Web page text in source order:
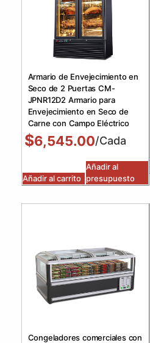
Armario de Envejecimiento en
Seco de 2 Puertas CM-
JPNR12D2 Armario para
Envejecimiento en Seco de
Carne con Campo Eléctrico
$6,545.00/Cada
Añadir al carrito
Añadir al
presupuesto
Congeladores comerciales con